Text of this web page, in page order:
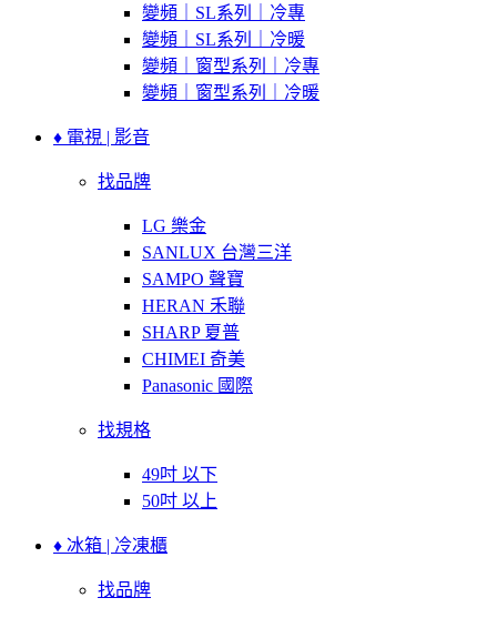
變頻｜SL系列｜冷專
變頻｜SL系列｜冷暖
變頻｜窗型系列｜冷專
變頻｜窗型系列｜冷暖
♦ 電視 | 影音
找品牌
LG 樂金
SANLUX 台灣三洋
SAMPO 聲寶
HERAN 禾聯
SHARP 夏普
CHIMEI 奇美
Panasonic 國際
找規格
49吋 以下
50吋 以上
♦ 冰箱 | 冷凍櫃
找品牌